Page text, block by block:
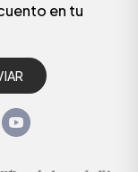
en tu